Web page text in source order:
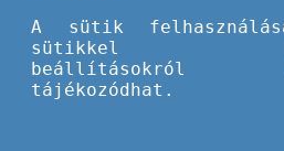
A sütik
sütikkel
beállításokról
tájékozódhat.